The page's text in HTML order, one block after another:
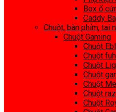
Box ổ
Caddy
Chuột, bàn phím, tai
Chuột Gaming
Chuột
Chuột
Chuột
Chuột
Chuột
Chuột
Chuột